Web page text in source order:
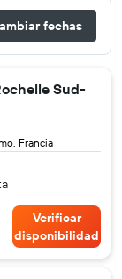
fechas
Sud-
Francia
Verificar
disponibilidad